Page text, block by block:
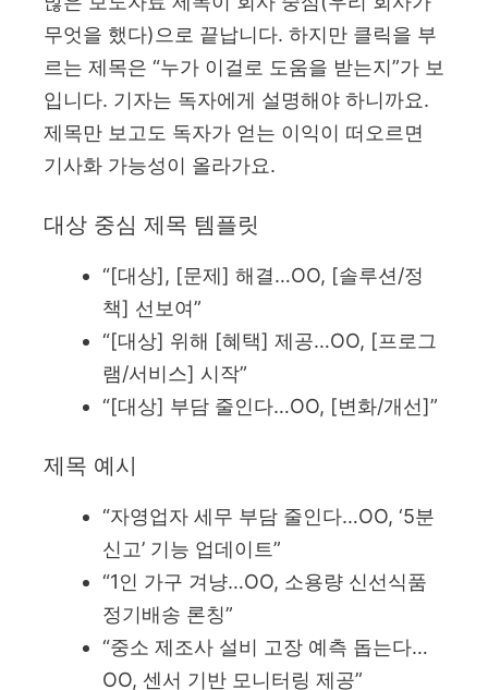
무엇을 했다)으로 끝납니다. 하지만 클릭을 부
르는 제목은 “누가 이걸로 도움을 받는지”가 보
입니다. 기자는 독자에게 설명해야 하니까요.
제목만 보고도 독자가 얻는 이익이 떠오르면
기사화 가능성이 올라가요.
대상 중심 제목 템플릿
“[대상], [문제] 해결…OO, [솔루션/정
책] 선보여”
“[대상] 위해 [혜택] 제공…OO, [프로그
램/서비스] 시작”
“[대상] 부담 줄인다…OO, [변화/개선]”
제목 예시
“자영업자 세무 부담 줄인다…OO, ‘5분
신고’ 기능 업데이트”
“1인 가구 겨냥…OO, 소용량 신선식품
정기배송 론칭”
“중소 제조사 설비 고장 예측 돕는다…
OO, 센서 기반 모니터링 제공”